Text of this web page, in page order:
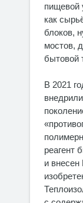
пищевой
как
блоков,
мостов,
бытовой
В 2021
реагент
и